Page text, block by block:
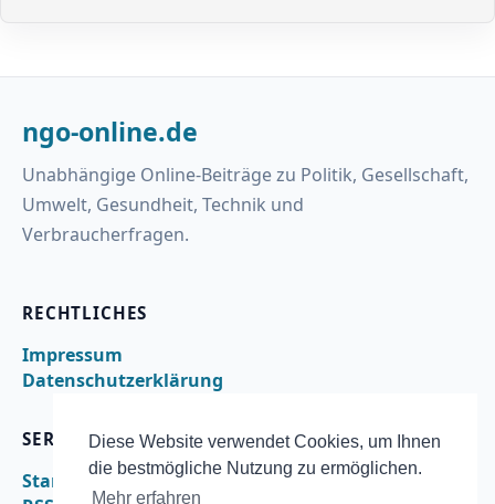
Diese Website verwendet Cookies, um Ihnen
die bestmögliche Nutzung zu ermöglichen.
Mehr erfahren
ngo-online.de
Unabhängige Online-Beiträge zu Politik, Gesellschaft,
Umwelt, Gesundheit, Technik und
Verbraucherfragen.
RECHTLICHES
Impressum
Datenschutzerklärung
SERVICE
Startseite